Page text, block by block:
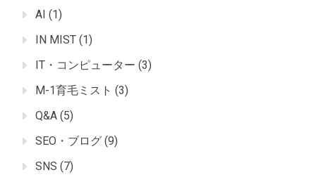
AI (1)
IN MIST (1)
IT・コンピューター (3)
M-1育毛ミスト (3)
Q&A (5)
SEO・ブログ (9)
SNS (7)